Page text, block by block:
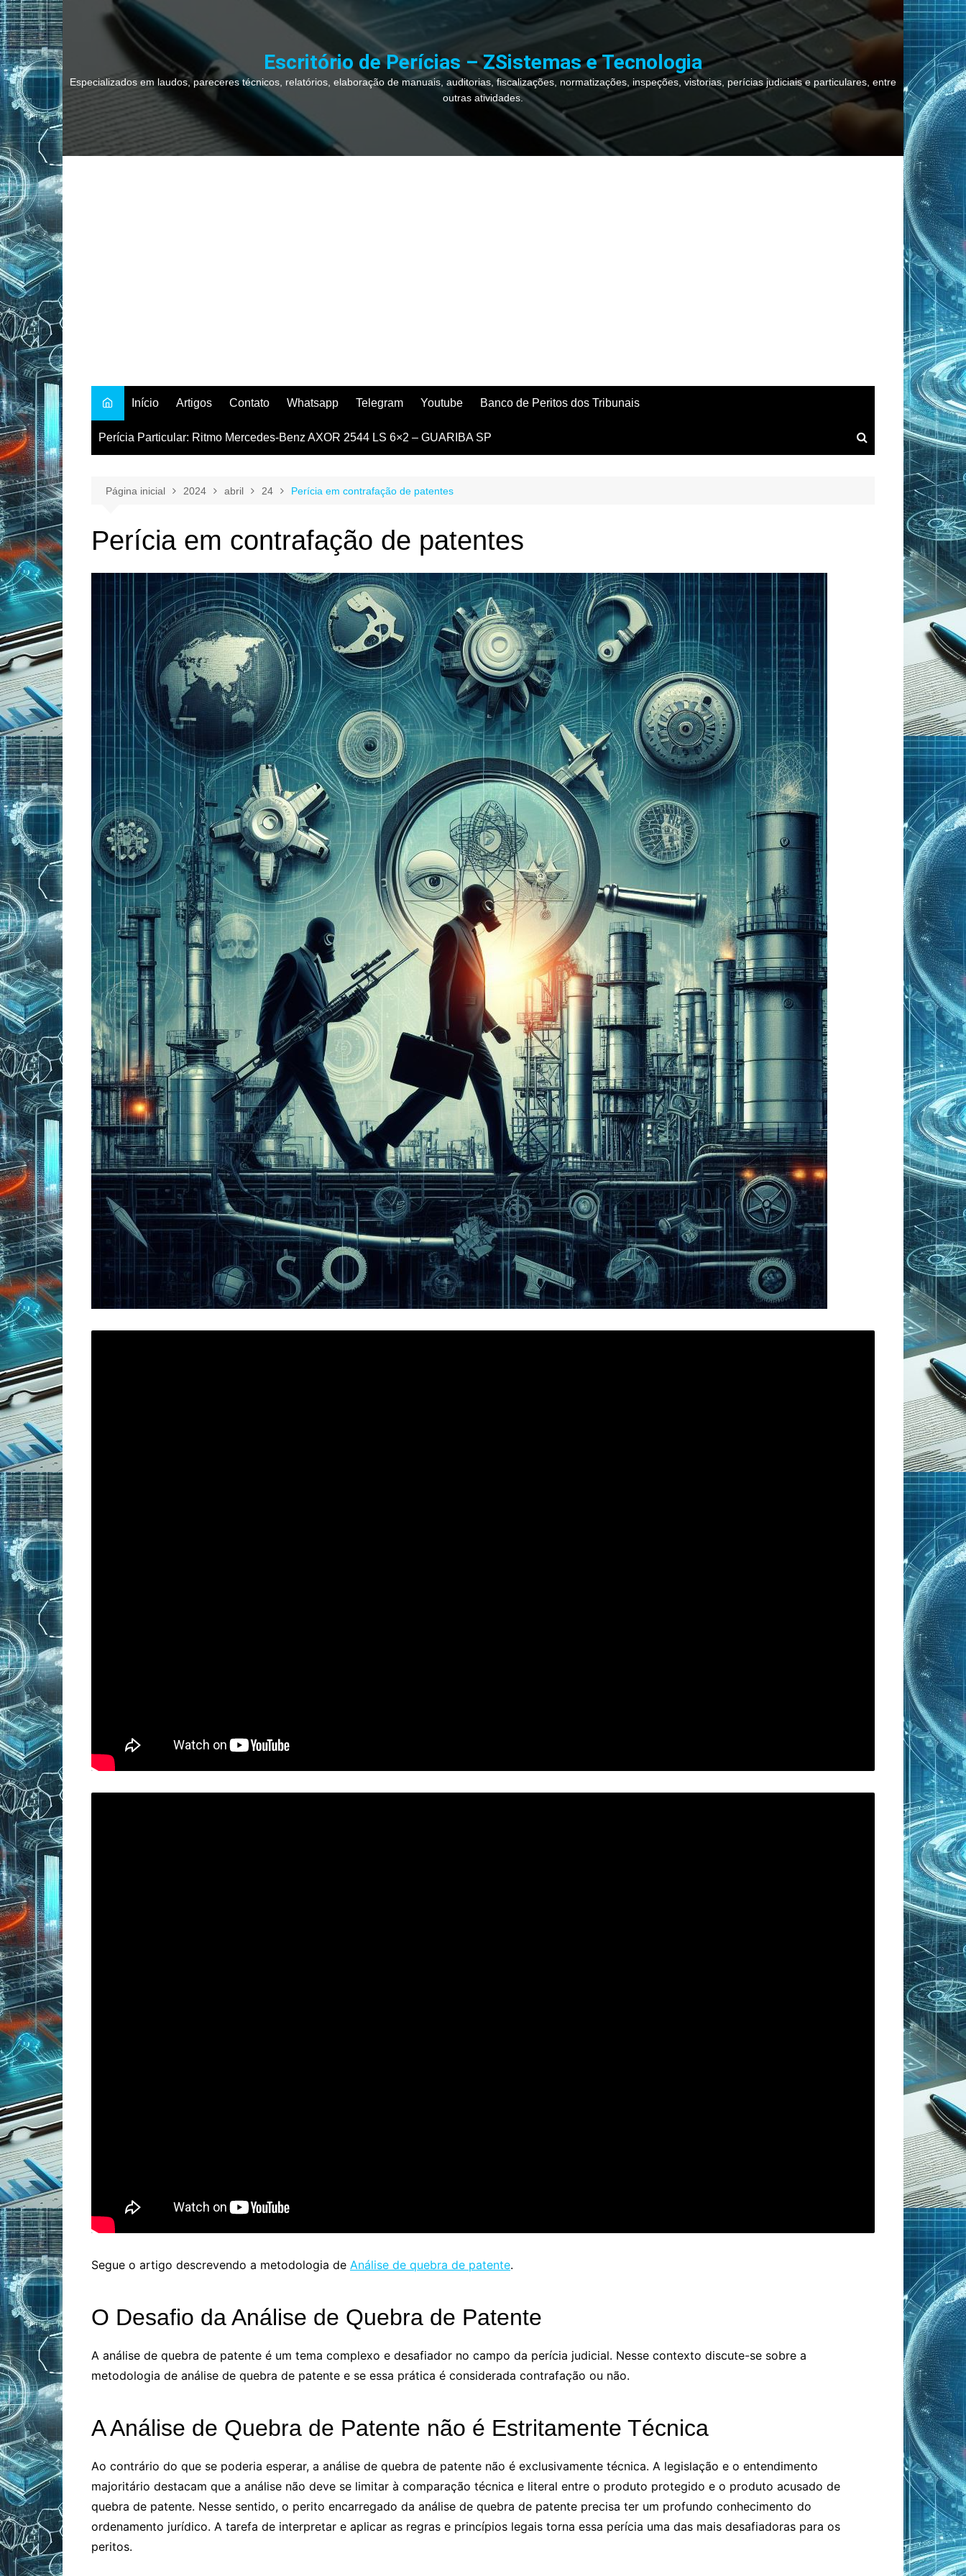
Ir
para
o
conteúdo
Escritório de Perícias – ZSistemas e Tecnologia
Especializados em laudos, pareceres técnicos, relatórios, elaboração de manuais, auditorias, fiscalizações, normatizações, inspeções, vistorias, perícias judiciais e particulares, entre
outras atividades.
Início Artigos Contato Whatsapp Telegram Youtube Banco de Peritos dos Tribunais
Perícia Particular: Ritmo Mercedes-Benz AXOR 2544 LS 6×2 – GUARIBA SP
Página inicial 2024 abril 24 Perícia em contrafação de patentes
Perícia em contrafação de patentes
Segue o artigo descrevendo a metodologia de Análise de quebra de patente.
O Desafio da Análise de Quebra de Patente
A análise de quebra de patente é um tema complexo e desafiador no campo da perícia judicial. Nesse contexto discute-se sobre a
metodologia de análise de quebra de patente e se essa prática é considerada contrafação ou não.
A Análise de Quebra de Patente não é Estritamente Técnica
Ao contrário do que se poderia esperar, a análise de quebra de patente não é exclusivamente técnica. A legislação e o entendimento
majoritário destacam que a análise não deve se limitar à comparação técnica e literal entre o produto protegido e o produto acusado de
quebra de patente. Nesse sentido, o perito encarregado da análise de quebra de patente precisa ter um profundo conhecimento do
ordenamento jurídico. A tarefa de interpretar e aplicar as regras e princípios legais torna essa perícia uma das mais desafiadoras para os
peritos.